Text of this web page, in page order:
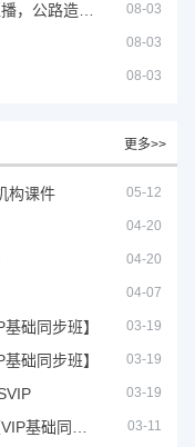
08-03
08-03
08-03
更多>>
构课件 05-12
04-20
04-20
04-07
础同步班】 03-19
础同步班】 03-19
03-19
03-11